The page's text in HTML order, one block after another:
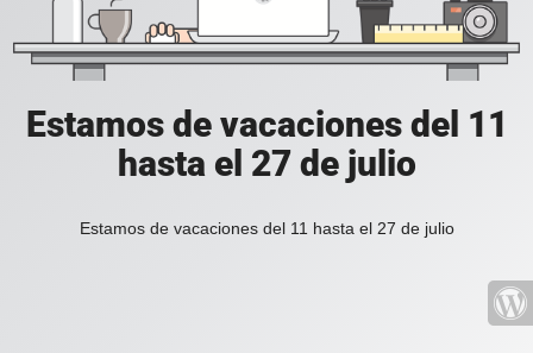
Estamos de vacaciones del 11
hasta el 27 de julio
Estamos de vacaciones del 11 hasta el 27 de julio